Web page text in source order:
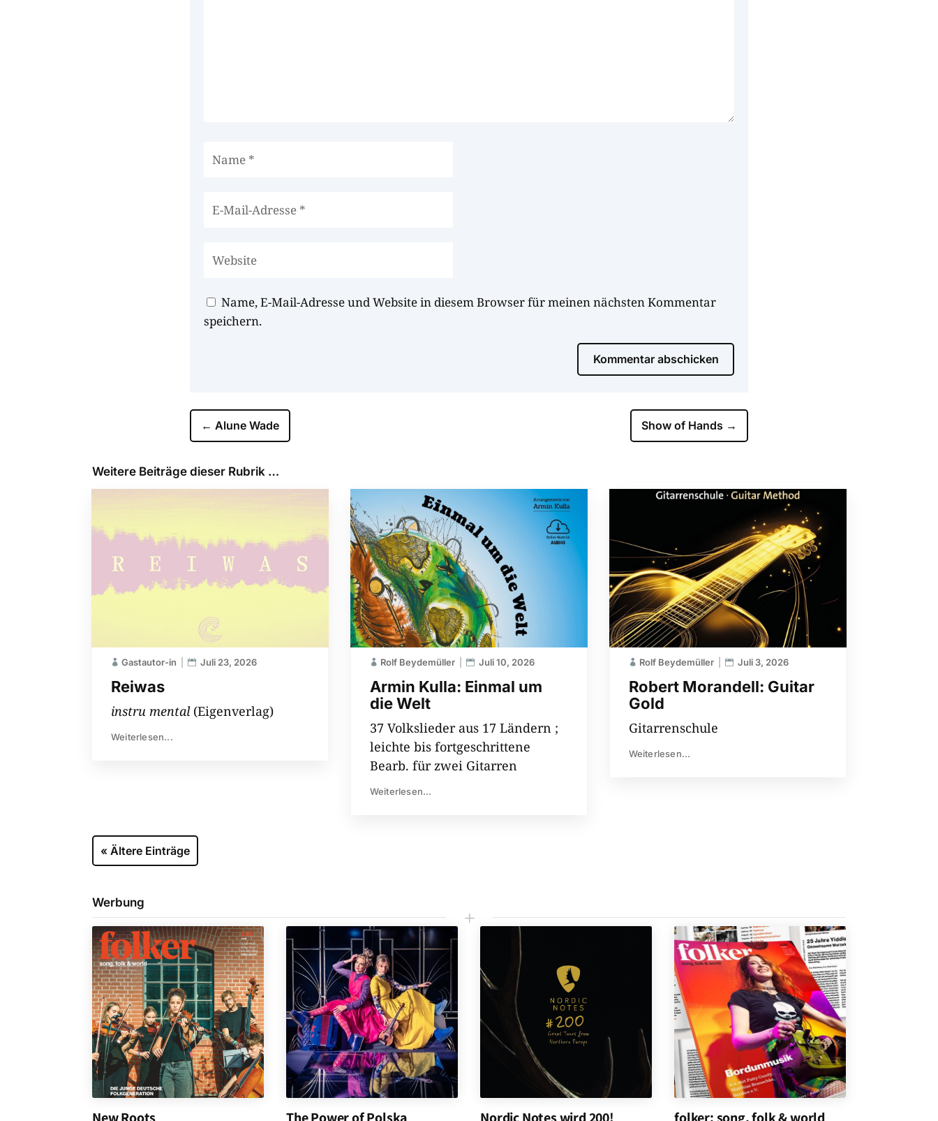
Name, E-Mail-Adresse und Website in diesem Browser für meinen nächsten Kommentar
speichern.
Kommentar abschicken
← Alune Wade Show of Hands →
Weitere Beiträge dieser Rubrik …
Reiwas
Gastautor-in Juli 23, 2026
instru mental(Eigenverlag)
Weiterlesen...
Armin Kulla: Einmal um
die Welt
Rolf Beydemüller Juli 10, 2026
37 Volkslieder aus 17 Ländern ;
leichte bis fortgeschrittene
Bearb. für zwei Gitarren
Weiterlesen...
Robert Morandell: Guitar
Gold
Rolf Beydemüller Juli 3, 2026
Gitarrenschule
Weiterlesen...
« Ältere Einträge
Werbung
L
New Roots The Power of Polska Nordic Notes wird 200! folker: song, folk & world